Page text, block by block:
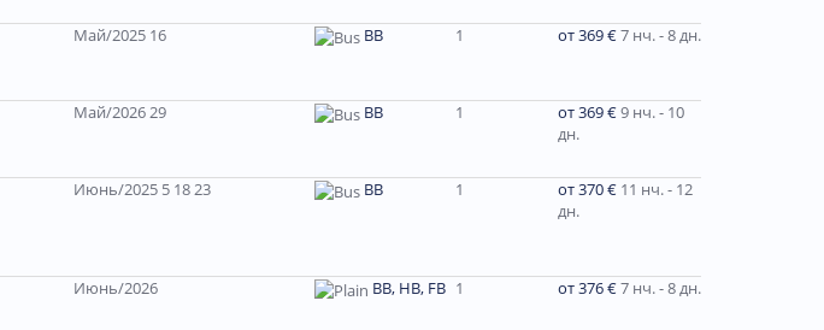
Май/2025 16 BB 1 от 369 €7 нч. - 8 дн.
Май/2026 29 BB 1 от 369 €9 нч. - 10
дн.
Июнь/2025 5 18 23 BB 1 от 370 € 11 нч. - 12
дн.
Июнь/2026 BB, HB, FB 1 от 376 €7 нч. - 8 дн.